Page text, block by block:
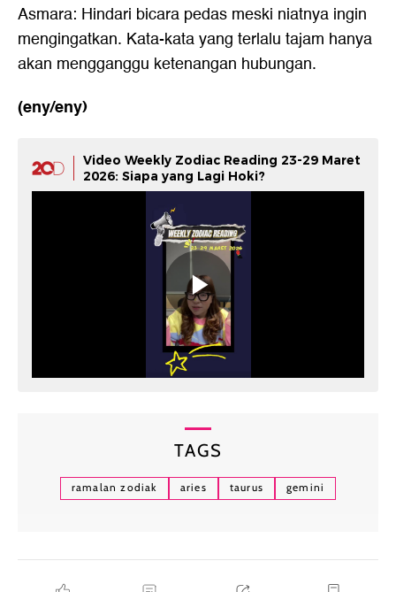
Asmara: Hindari bicara pedas meski niatnya ingin
mengingatkan. Kata-kata yang terlalu tajam hanya
akan mengganggu ketenangan hubungan.
(eny/eny)
Video Weekly Zodiac Reading 23-29 Maret
2026: Siapa yang Lagi Hoki?
TAGS
ramalan zodiak aries taurus gemini